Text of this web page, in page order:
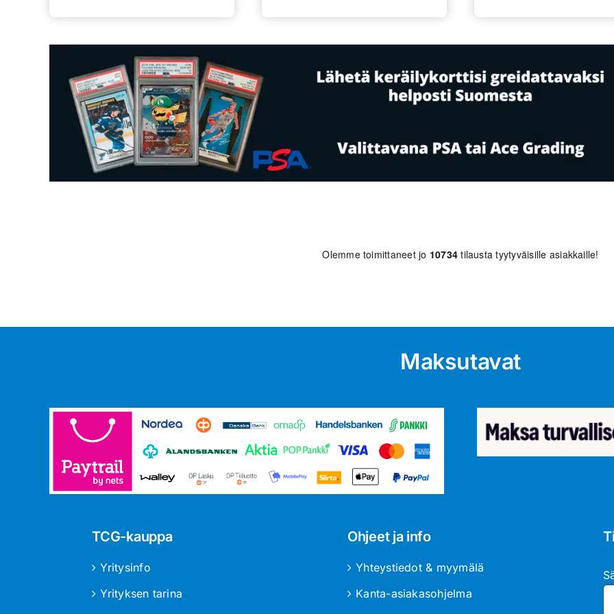
Olemme toimittaneet jo 10734 tilausta tyytyväisille asiakkaille!
Maksutavat
TCG-kauppa
Yritysinfo
Yrityksen tarina
Ohjeet ja info
Yhteystiedot & myymälä
Kanta-asiakasohjelma